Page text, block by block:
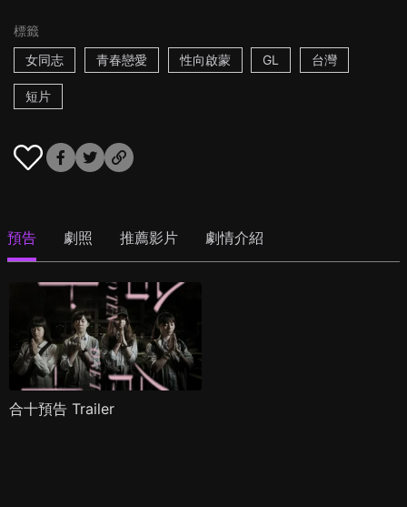
標籤
女同志
青春戀愛 性向啟蒙 GL 台灣
短片
預告 劇照 推薦影片 劇情介紹
合十預告 Trailer